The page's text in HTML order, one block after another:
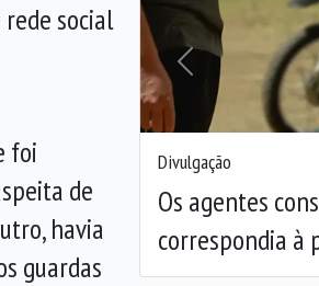
Divulgação
Os agentes
correspondia à
Anterior
social
foi
de
havia
guardas